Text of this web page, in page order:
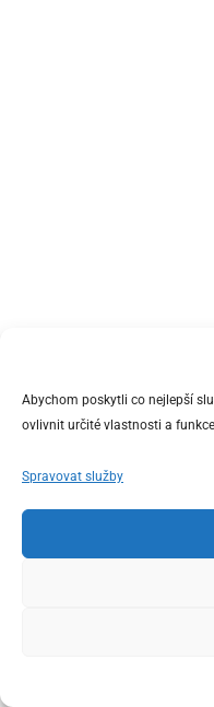
Abychom poskytli co nejlepší
ovlivnit určité vlastnosti a
Spravovat služby